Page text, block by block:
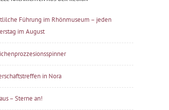
Führung im Rhönmuseum – jeden
im August
in Nora
– Sterne an!